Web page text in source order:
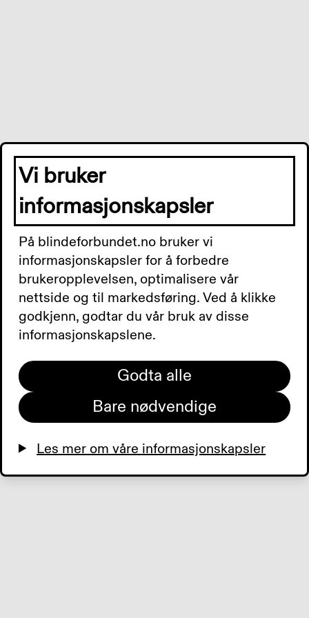
Vi bruker
informasjonskapsler
På blindeforbundet.no bruker vi
informasjonskapsler for å forbedre
brukeropplevelsen, optimalisere vår
nettside og til markedsføring. Ved å klikke
godkjenn, godtar du vår bruk av disse
informasjonskapslene.
Godta alle
Bare nødvendige
Les mer om våre informasjonskapsler
Application error: aserver-side exception has occurred while
loadingwww.blindeforbundet.no(see the server logsfor more
information).
Digest: 1985911296